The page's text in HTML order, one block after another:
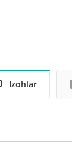
Izohlar